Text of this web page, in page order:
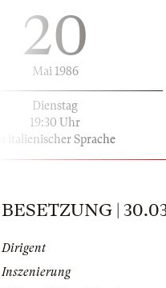
20
Mai 1986
Dienstag
19:30 Uhr
in italienischer Sprache
BESETZUNG |
Dirigent
Inszenierung